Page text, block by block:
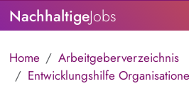
NachhaltigeJobs
Home
Arbeitgeberverzeichnis
Entwicklungshilfe